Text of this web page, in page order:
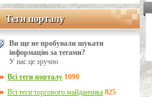
Теги порталу
Теги порталу
Ви ще не пробували шукати
інформацію за тегами?
У нас це зручно
Всі теги порталу 1090
Всі теги торгового майданчика 825